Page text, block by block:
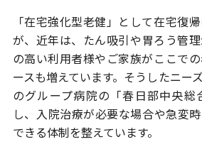
「在宅強化型老健」として在宅復
が、 近年は、たん吸引や胃ろう管
の高い利用者様やご家族がここで
ースも増えています。 そうしたニー
のグループ病院の 「春日部中央
し、入院治療が必要な場合や急変時
できる体制を整えています。